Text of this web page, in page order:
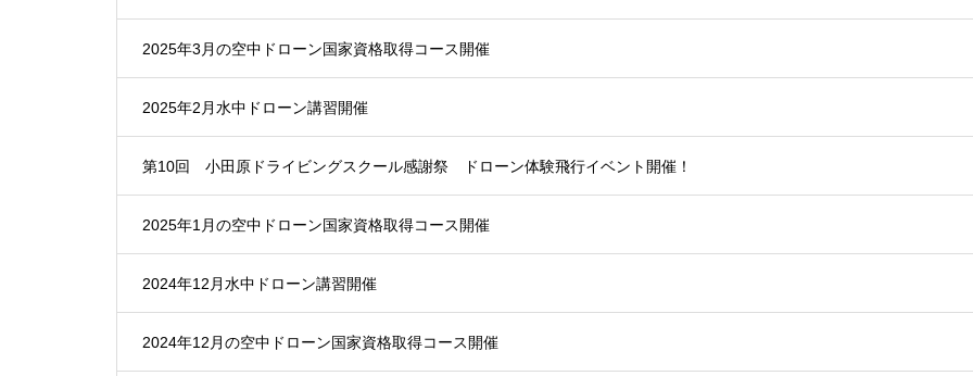
2025年3月の空中ドローン国家資格取得コース開催
2025年2月水中ドローン講習開催
第10回 小田原ドライビングスクール感謝祭 ドローン体験飛行イベント開催！
2025年1月の空中ドローン国家資格取得コース開催
2024年12月水中ドローン講習開催
2024年12月の空中ドローン国家資格取得コース開催